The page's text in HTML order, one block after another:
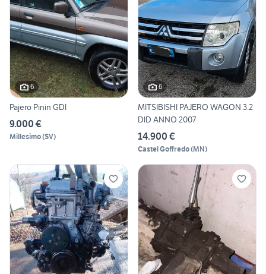
6
Pajero Pinin GDI
9.000 €
Millesimo(SV)
6
MITSIBISHI PAJERO WAGON 3.2
DID ANNO 2007
14.900 €
Castel Goffredo(MN)